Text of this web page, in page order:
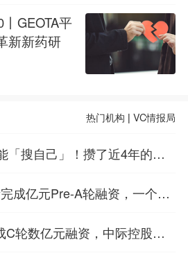
GEOTA平
新新药研
热门机构 |VC情报局
「搜自己」！攒了近4年的对
成亿元Pre-A轮融资，一个上
C轮数亿元融资，中际控股领